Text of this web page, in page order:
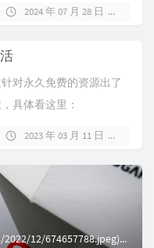
2024 年 07 月 28 日
对永久免费的资源出了
具体看这里：
2023 年 03 月 11 日
(http://www.xuhuan.org/usr/uploads/2022/12/674657788.jpeg)截止2022年12月23日22:59:...